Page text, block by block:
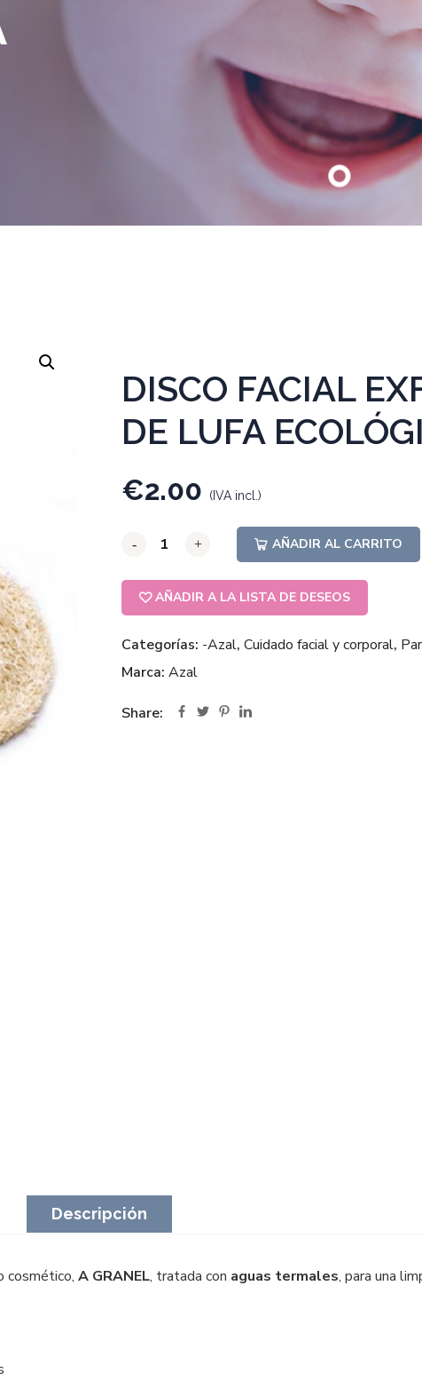
DISCO FACIAL
DE LUFA
€2.00 (IVA incl.)
- +
- +
- + AÑADIR AL CARRITO
AÑADIR A LA LISTA DE DESEOS
Categorías: -Azal, Cuidado facial y corporal,
Marca: Azal
Share:
Descripción
cosmético, A GRANEL, tratada con aguas termales, para una